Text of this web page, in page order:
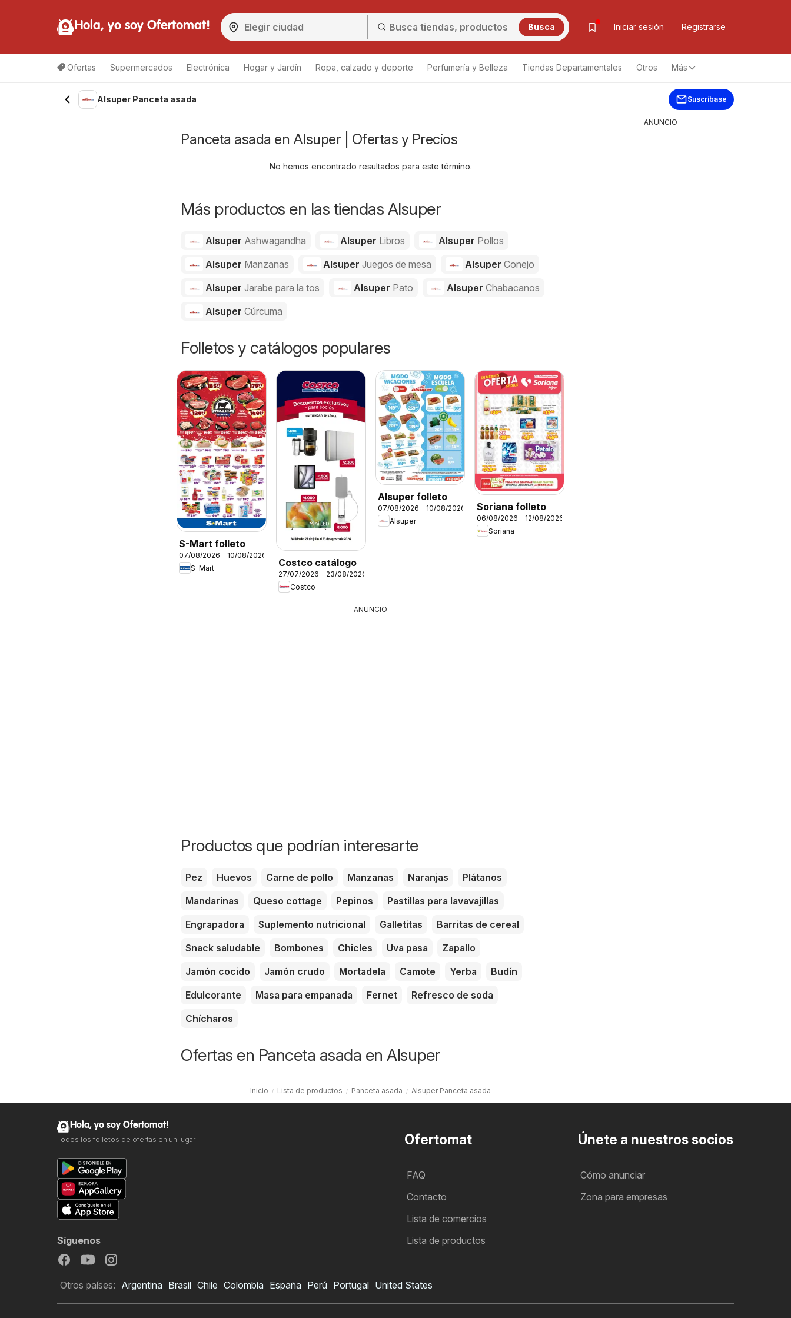
Hola, yo soy Ofertomat! Busca Iniciar sesión Registrarse
Ofertas Supermercados Electrónica Hogar y Jardín Ropa, calzado y deporte Perfumería y Belleza Tiendas Departamentales Otros Más
Alsuper Panceta asada Suscríbase
Panceta asada en Alsuper | Ofertas y Precios
No hemos encontrado resultados para este término.
Más productos en las tiendas Alsuper
Alsuper Ashwagandha Alsuper Libros Alsuper Pollos
Alsuper Manzanas Alsuper Juegos de mesa AlsuperConejo
Alsuper Jarabe para la tos Alsuper Pato AlsuperChabacanos
Alsuper Cúrcuma
Folletos y catálogos populares
S-Mart folleto
07/08/2026 - 10/08/2026
S-Mart
Costco catálogo
27/07/2026 - 23/08/2026
Costco
Alsuper folleto
07/08/2026 - 10/08/2026
Alsuper
Soriana folleto
06/08/2026 - 12/08/2026
Soriana
ANUNCIO
Productos que podrían interesarte
Pez Huevos Carne de pollo Manzanas Naranjas
Plátanos
Mandarinas
Queso cottage Pepinos
Pastillas para lavavajillas
Engrapadora
Suplemento nutricional Galletitas
Barritas de cereal
Snack saludable
Bombones Chicles Uva pasa
Zapallo
Jamón cocido
Jamón crudo Mortadela Camote Yerba
Budín
Edulcorante
Masa para empanada Fernet
Refresco de soda
Chícharos
Ofertas en Panceta asada en Alsuper
Inicio Lista de productos Panceta asada Alsuper Panceta asada
ANUNCIO
Ofertomat
FAQ
Contacto
Lista de comercios
Lista de productos
Únete a nuestros socios
Cómo anunciar
Zona para empresas
Hola, yo soy Ofertomat!
Todos los folletos de ofertas en un lugar
Síguenos
Otros países: Argentina Brasil Chile Colombia España Perú Portugal United States